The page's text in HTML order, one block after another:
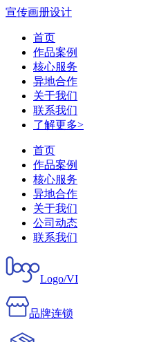
宣传画册设计
首页
作品案例
核心服务
异地合作
关于我们
联系我们
了解更多>
首页
作品案例
核心服务
异地合作
关于我们
公司动态
联系我们
Logo/VI
品牌连锁